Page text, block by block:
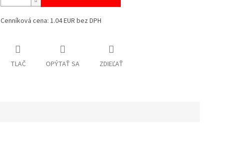
Cenníková cena: 1.04 EUR bez DPH
TLAČ OPÝTAŤ SA ZDIEĽAŤ